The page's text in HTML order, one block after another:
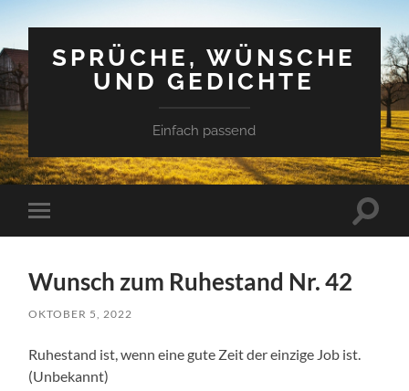
SPRÜCHE, WÜNSCHE
UND GEDICHTE
Einfach passend
Mobile-
Menü
Wunsch zum Ruhestand Nr. 42
OKTOBER 5, 2022
Ruhestand ist, wenn eine gute Zeit der einzige Job ist.
(Unbekannt)